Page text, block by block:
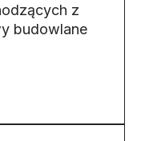
z
budowlane